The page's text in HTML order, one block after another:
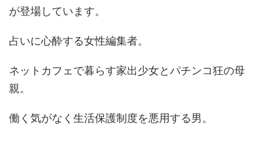
が登場しています。
占いに心酔する女性編集者。
ネットカフェで暮らす家出少女とパチンコ狂の母
親。
働く気がなく生活保護制度を悪用する男。